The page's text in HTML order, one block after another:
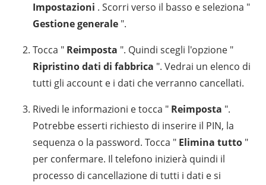
Impostazioni . Scorri verso il basso e seleziona "
Gestione generale ".
Tocca " Reimposta ". Quindi scegli l'opzione "
Ripristino dati di fabbrica ". Vedrai un elenco di
tutti gli account e i dati che verranno cancellati.
Rivedi le informazioni e tocca " Reimposta ".
Potrebbe esserti richiesto di inserire il PIN, la
sequenza o la password. Tocca " Elimina tutto "
per confermare. Il telefono inizierà quindi il
processo di cancellazione di tutti i dati e si